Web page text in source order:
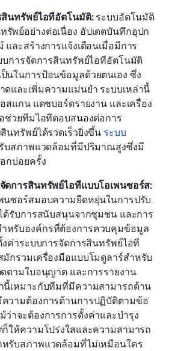
สินทรัพย์ไอทีอัตโนมัติ: ระบบอัตโนมัติ
พย์อย่างต่อเนื่อง อัปเดตบันทึกอุปก
และสร้างการแจ้งเตือนเมื่อมีการ
บการจัดการสินทรัพย์ไอทีอัตโนมัติ
นในการป้อนข้อมูลด้วยตนเอง ซึ่ง
และเพิ่มความแม่นยำ ระบบเหล่านี้
สแกน แดชบอร์ดรายงาน และเครื่อง
ช่วยทีมไอทีตอบสนองต่อการ
นทรัพย์ได้รวดเร็วยิ่งขึ้น ระบบ
รับสภาพแวดล้อมที่มีปริมาณสูงซึ่งมี
กบ่อยครั้ง
ดการสินทรัพย์ไอทีแบบโอเพนซอร์ส:
นซอร์สมอบความยืดหยุ่นในการปรับ
ด้รับการสนับสนุนจากชุมชน และการ
หรับองค์กรที่ต้องการควบคุมข้อมูล
งค่าระบบการจัดการสินทรัพย์ไอที
กรวมเครื่องมือแบบโมดูลาร์สำหรับ
ตามใบอนุญาต และการรายงาน
นี้เหมาะกับทีมที่มีความสามารถด้าน
วามต้องการด้านการปฏิบัติตามข้อ
ว่าจะต้องการการตั้งค่าและบำรุง
ให้ความโปร่งใสและความสามารถ
หรับสภาพแวดล้อมที่ไม่เหมือนใคร